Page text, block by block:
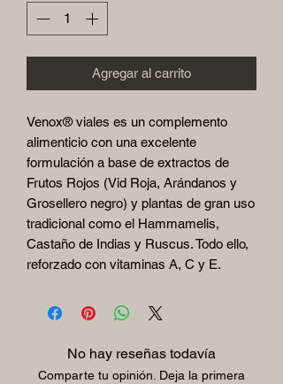
Agregar al carrito
Venox® viales es un complemento
alimenticio con una excelente
formulación a base de extractos de
Frutos Rojos (Vid Roja, Arándanos y
Grosellero negro) y plantas de gran uso
tradicional como el Hammamelis,
Castaño de Indias y Ruscus. Todo ello,
reforzado con vitaminas A, C y E.
No hay reseñas todavía
Comparte tu opinión. Deja la primera